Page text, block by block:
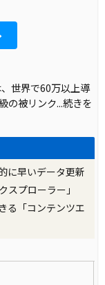
世界で60万以上導
の被リンク...続きを
に早いデータ更新
スプローラー」
る「コンテンツエ